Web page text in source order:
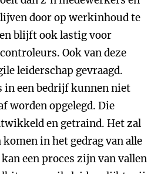
door op werkinhoud te
blijft ook lastig voor
Ook van deze
leiderschap gevraagd.
in een bedrijf kunnen niet
worden opgelegd. Die
en getraind. Het zal
in het gedrag van alle
een proces zijn van vallen